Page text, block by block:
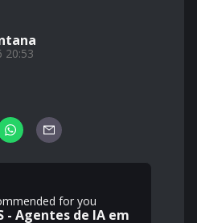
20:53
for you
- Agentes de IA em